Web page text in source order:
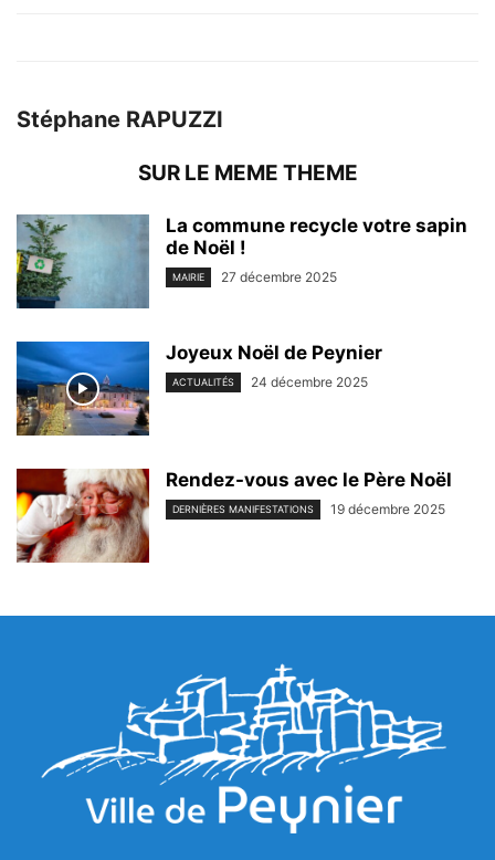
Stéphane RAPUZZI
SUR LE MEME THEME
La commune recycle votre sapin
de Noël !
MAIRIE 27 décembre 2025
Joyeux Noël de Peynier
ACTUALITÉS 24 décembre 2025
Rendez-vous avec le Père Noël
DERNIÈRES MANIFESTATIONS 19 décembre 2025